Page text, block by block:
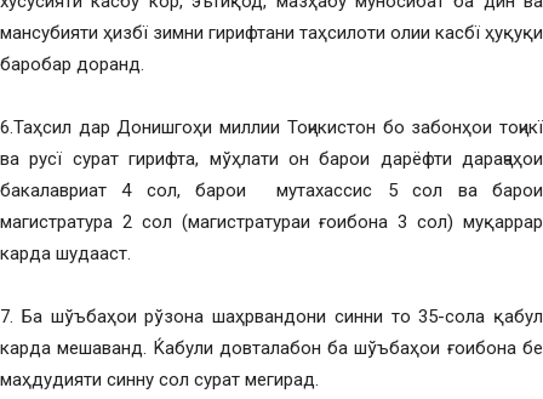
мансубияти ҳизбї зимни гирифтани таҳсилоти олии касбї ҳуқуқи
баробар доранд.
6.Таҳсил дар Донишгоҳи миллии Тоҷикистон бо забонҳои тоҷикї
ва русї сурат гирифта, мўҳлати он барои дарёфти дараҷаҳои
бакалавриат 4 сол, барои мутахассис 5 сол ва барои
магистратура 2 сол (магистратураи ғоибона 3 сол) муқаррар
карда шудааст.
7. Ба шўъбаҳои рўзона шаҳрвандони синни то 35-сола қабул
карда мешаванд. Ќабули довталабон ба шўъбаҳои ғоибона бе
маҳдудияти синну сол сурат мегирад.